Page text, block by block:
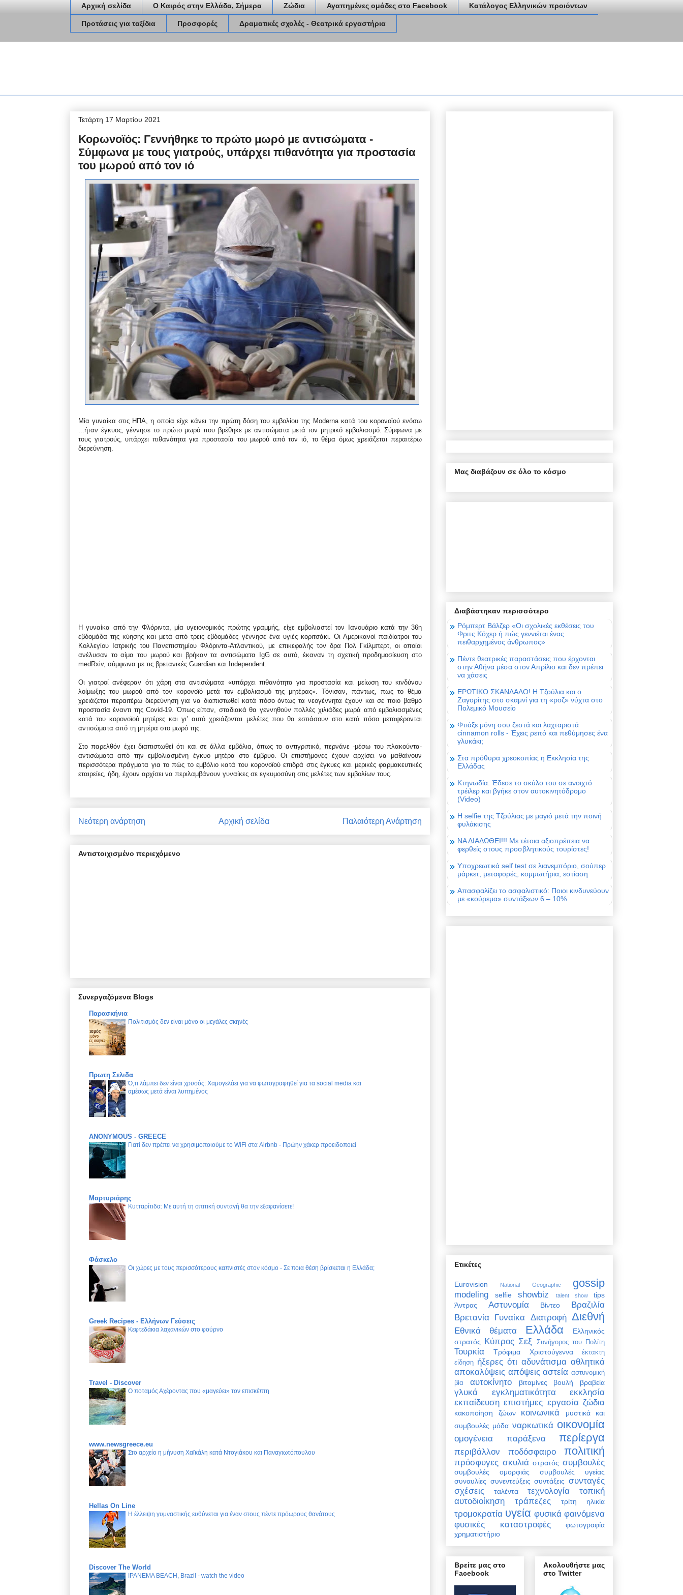
Αρχική σελίδα Ο Καιρός στην Ελλάδα, Σήμερα Ζώδια Αγαπημένες ομάδες στο Facebook Κατάλογος Ελληνικών προιόντων
Προτάσεις για ταξίδια Προσφορές Δραματικές σχολές - Θεατρικά εργαστήρια
Τετάρτη 17 Μαρτίου 2021
Κορωνοϊός: Γεννήθηκε το πρώτο μωρό με αντισώματα -
Σύμφωνα με τους γιατρούς, υπάρχει πιθανότητα για προστασία
του μωρού από τον ιό
Μία γυναίκα στις ΗΠΑ, η οποία είχε κάνει την πρώτη δόση του εμβολίου της Moderna κατά του κορονοϊού ενόσω
ήταν έγκυος, γέννησε το πρώτο μωρό που βρέθηκε με αντισώματα μετά τον μητρικό εμβολιασμό. Σύμφωνα με
τους γιατρούς, υπάρχει πιθανότητα για προστασία του μωρού από τον ιό, το θέμα όμως χρειάζεται περαιτέρω
διερεύνηση.
Η γυναίκα από την Φλόριντα, μία υγειονομικός πρώτης γραμμής, είχε εμβολιαστεί τον Ιανουάριο κατά την 36η
εβδομάδα της κύησης και μετά από τρεις εβδομάδες γέννησε ένα υγιές κοριτσάκι. Οι Αμερικανοί παιδίατροι του
Κολλεγίου Ιατρικής του Πανεπιστημίου Φλόριντα-Ατλαντικού, με επικεφαλής τον δρα Πολ Γκίλμπερτ, οι οποίοι
ανέλυσαν το αίμα του μωρού και βρήκαν τα αντισώματα IgG σε αυτό, έκαναν τη σχετική προδημοσίευση στο
medRxiv, σύμφωνα με τις βρετανικές Guardian και Independent.
Οι γιατροί ανέφεραν ότι χάρη στα αντισώματα «υπάρχει πιθανότητα για προστασία και μείωση του κινδύνου
λοίμωξης του μωρού από τον κορονοϊό μετά τον εμβολιασμό της μητέρας». Τόνισαν, πάντως, πως το θέμα
χρειάζεται περαιτέρω διερεύνηση για να διαπιστωθεί κατά πόσο όντως τα νεογέννητα έχουν και σε ποιο βαθμό
προστασία έναντι της Covid-19. Όπως είπαν, σταδιακά θα γεννηθούν πολλές χιλιάδες μωρά από εμβολιασμένες
κατά του κορονοϊού μητέρες και γι’ αυτό χρειάζονται μελέτες που θα εστιάσουν στο κατά πόσο μεταφέρονται
αντισώματα από τη μητέρα στο μωρό της.
Στο παρελθόν έχει διαπιστωθεί ότι και σε άλλα εμβόλια, όπως το αντιγριπικό, περνάνε -μέσω του πλακούντα-
αντισώματα από την εμβολιασμένη έγκυο μητέρα στο έμβρυο. Οι επιστήμονες έχουν αρχίσει να μαθαίνουν
περισσότερα πράγματα για το πώς το εμβόλιο κατά του κορονοϊού επιδρά στις έγκυες και μερικές φαρμακευτικές
εταιρείες, ήδη, έχουν αρχίσει να περιλαμβάνουν γυναίκες σε εγκυμοσύνη στις μελέτες των εμβολίων τους.
Νεότερη ανάρτηση Παλαιότερη Ανάρτηση
Αρχική σελίδα
Αντιστοιχισμένο περιεχόμενο
Συνεργαζόμενα Blogs
Παρασκήνια
Πολιτισμός δεν είναι μόνο οι μεγάλες σκηνές
Πρωτη Σελιδα
Ό,τι λάμπει δεν είναι χρυσός: Χαμογελάει για να φωτογραφηθεί για τα social media και
αμέσως μετά είναι λυπημένος
ANONYMOUS - GREECE
Γιατί δεν πρέπει να χρησιμοποιούμε το WiFi στα Airbnb - Πρώην χάκερ προειδοποιεί
Μαρτυριάρης
Κυτταρίτιδα: Με αυτή τη σπιτική συνταγή θα την εξαφανίσετε!
Φάσκελο
Οι χώρες με τους περισσότερους καπνιστές στον κόσμο - Σε ποια θέση βρίσκεται η Ελλάδα;
Greek Recipes - Ελλήνων Γεύσεις
Κεφτεδάκια λαχανικών στο φούρνο
Travel - Discover
Ο ποταμός Αχέροντας που «μαγεύει» τον επισκέπτη
www.newsgreece.eu
Στο αρχείο η μήνυση Χαϊκάλη κατά Ντογιάκου και Παναγιωτόπουλου
Hellas On Line
Η έλλειψη γυμναστικής ευθύνεται για έναν στους πέντε πρόωρους θανάτους
Discover The World
IPANEMA BEACH, Brazil - watch the video
Μας διαβάζουν σε όλο το κόσμο
Διαβάστηκαν περισσότερο
Ρόμπερτ Βάλζερ «Οι σχολικές εκθέσεις του
Φριτς Κόχερ ή πώς γεννιέται ένας
πειθαρχημένος άνθρωπος»
Πέντε θεατρικές παραστάσεις που έρχονται
στην Αθήνα μέσα στον Απρίλιο και δεν πρέπει
να χάσεις
ΕΡΩΤΙΚΟ ΣΚΑΝΔΑΛΟ! Η Τζούλια και ο
Ζαγορίτης στο σκαμνί για τη «ροζ» νύχτα στο
Πολεμικό Μουσείο
Φτιάξε μόνη σου ζεστά και λαχταριστά
cinnamon rolls - Έχεις ρεπό και πεθύμησες ένα
γλυκάκι;
Στα πρόθυρα χρεοκοπίας η Εκκλησία της
Ελλάδας
Κτηνωδία: Έδεσε το σκύλο του σε ανοιχτό
τρέιλερ και βγήκε στον αυτοκινητόδρομο
(Video)
Η selfie της Τζούλιας με μαγιό μετά την ποινή
φυλάκισης
ΝΑ ΔΙΑΔΩΘΕΙ!!! Με τέτοια αξιοπρέπεια να
φερθείς στους προσβλητικούς τουρίστες!
Υποχρεωτικά self test σε λιανεμπόριο, σούπερ
μάρκετ, μεταφορές, κομμωτήρια, εστίαση
Απασφαλίζει το ασφαλιστικό: Ποιοι κινδυνεύουν
με «κούρεμα» συντάξεων 6 – 10%
Ετικέτες
Eurovision National Geographic gossip
modeling selfie showbiz talent show
tips
Άντρας
Αστυνομία Βίντεο
Βραζιλία
Βρετανία Γυναίκα Διατροφή Διεθνή
Εθνικά θέματα Ελλάδα
Ελληνικός
στρατός Κύπρος Σεξ Συνήγορος του Πολίτη
Τουρκία Τρόφιμα Χριστούγεννα
έκτακτη
είδηση ήξερες ότι αδυνάτισμα αθλητικά
αποκαλύψεις απόψεις αστεία αστυνομική
βία
αυτοκίνητο βιταμίνες βουλή βραβεία
γλυκά εγκληματικότητα
εκκλησία
εκπαίδευση επιστήμες εργασία ζώδια
κακοποίηση ζώων κοινωνικά
μυστικά και
συμβουλές μόδα ναρκωτικά οικονομία
ομογένεια παράξενα περίεργα
περιβάλλον ποδόσφαιρο πολιτική
πρόσφυγες σκυλιά στρατός συμβουλές
συμβουλές ομορφιάς
συμβουλές υγείας
συναυλίες συνεντεύξεις συντάξεις συνταγές
σχέσεις
ταλέντα τεχνολογία
τοπική
αυτοδιοίκηση
τράπεζες τρίτη ηλικία
τρομοκρατία υγεία φυσικά φαινόμενα
φυσικές καταστροφές
φωτογραφία
χρηματιστήριο
Βρείτε μας στο
Facebook
Ακολουθήστε μας
στο Twitter